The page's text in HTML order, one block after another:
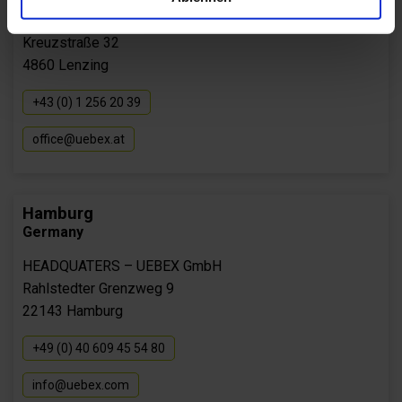
COMPETENCE CENTER
Kreuzstraße 32
4860 Lenzing
+43 (0) 1 256 20 39
office@uebex.at
Hamburg
Germany
HEADQUATERS – UEBEX GmbH
Rahlstedter Grenzweg 9
22143 Hamburg
+49 (0) 40 609 45 54 80
info@uebex.com